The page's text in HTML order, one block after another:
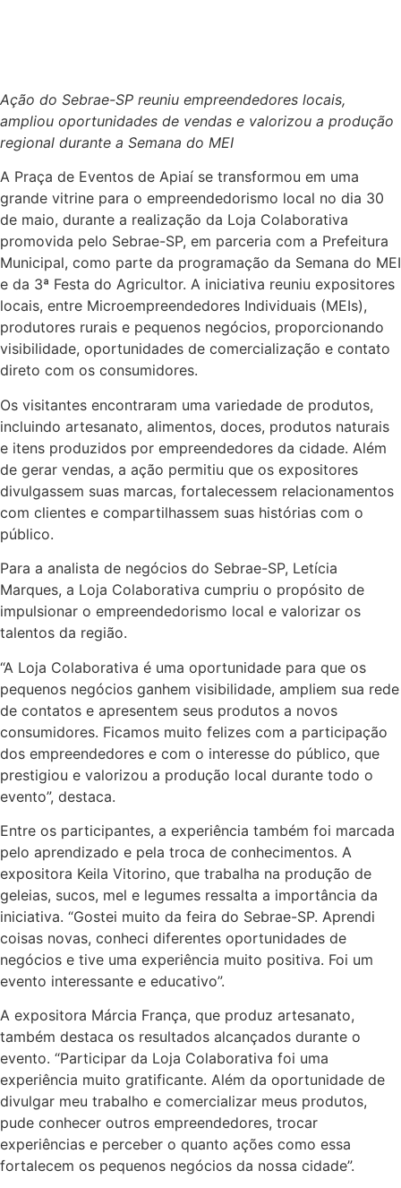
Ação do Sebrae-SP reuniu empreendedores locais,
ampliou oportunidades de vendas e valorizou a produção
regional durante a Semana do MEI
A Praça de Eventos de Apiaí se transformou em uma
grande vitrine para o empreendedorismo local no dia 30
de maio, durante a realização da Loja Colaborativa
promovida pelo Sebrae-SP, em parceria com a Prefeitura
Municipal, como parte da programação da Semana do MEI
e da 3ª Festa do Agricultor. A iniciativa reuniu expositores
locais, entre Microempreendedores Individuais (MEIs),
produtores rurais e pequenos negócios, proporcionando
visibilidade, oportunidades de comercialização e contato
direto com os consumidores.
Os visitantes encontraram uma variedade de produtos,
incluindo artesanato, alimentos, doces, produtos naturais
e itens produzidos por empreendedores da cidade. Além
de gerar vendas, a ação permitiu que os expositores
divulgassem suas marcas, fortalecessem relacionamentos
com clientes e compartilhassem suas histórias com o
público.
Para a analista de negócios do Sebrae-SP, Letícia
Marques, a Loja Colaborativa cumpriu o propósito de
impulsionar o empreendedorismo local e valorizar os
talentos da região.
“A Loja Colaborativa é uma oportunidade para que os
pequenos negócios ganhem visibilidade, ampliem sua rede
de contatos e apresentem seus produtos a novos
consumidores. Ficamos muito felizes com a participação
dos empreendedores e com o interesse do público, que
prestigiou e valorizou a produção local durante todo o
evento”, destaca.
Entre os participantes, a experiência também foi marcada
pelo aprendizado e pela troca de conhecimentos. A
expositora Keila Vitorino, que trabalha na produção de
geleias, sucos, mel e legumes ressalta a importância da
iniciativa. “Gostei muito da feira do Sebrae-SP. Aprendi
coisas novas, conheci diferentes oportunidades de
negócios e tive uma experiência muito positiva. Foi um
evento interessante e educativo”.
A expositora Márcia França, que produz artesanato,
também destaca os resultados alcançados durante o
evento. “Participar da Loja Colaborativa foi uma
experiência muito gratificante. Além da oportunidade de
divulgar meu trabalho e comercializar meus produtos,
pude conhecer outros empreendedores, trocar
experiências e perceber o quanto ações como essa
fortalecem os pequenos negócios da nossa cidade”.